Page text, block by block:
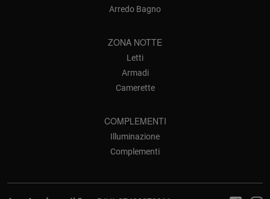
Arredo Bagno
ZONA NOTTE
Letti
Armadi
Camerette
COMPLEMENTI
Illuminazione
Complementi